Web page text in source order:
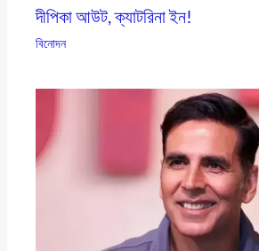
দীপিকা আউট, ক্যাটরিনা ইন!
বিনোদন